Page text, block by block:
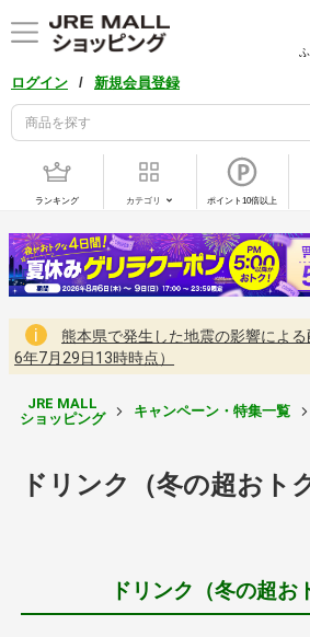
ログイン / 新規会員登録
ランキング カテゴリ ポイント10倍以上
熊本県で発生した地震の影響によ
6年7月29日13時時点）
JRE MALL
ショッピング
キャンペーン・特集一覧
ドリンク（冬の超おト
ドリンク（冬の超お